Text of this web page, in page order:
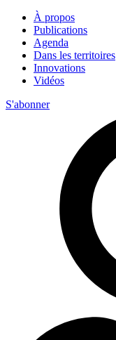
À propos
Publications
Agenda
Dans les territoires
Innovations
Vidéos
S'abonner